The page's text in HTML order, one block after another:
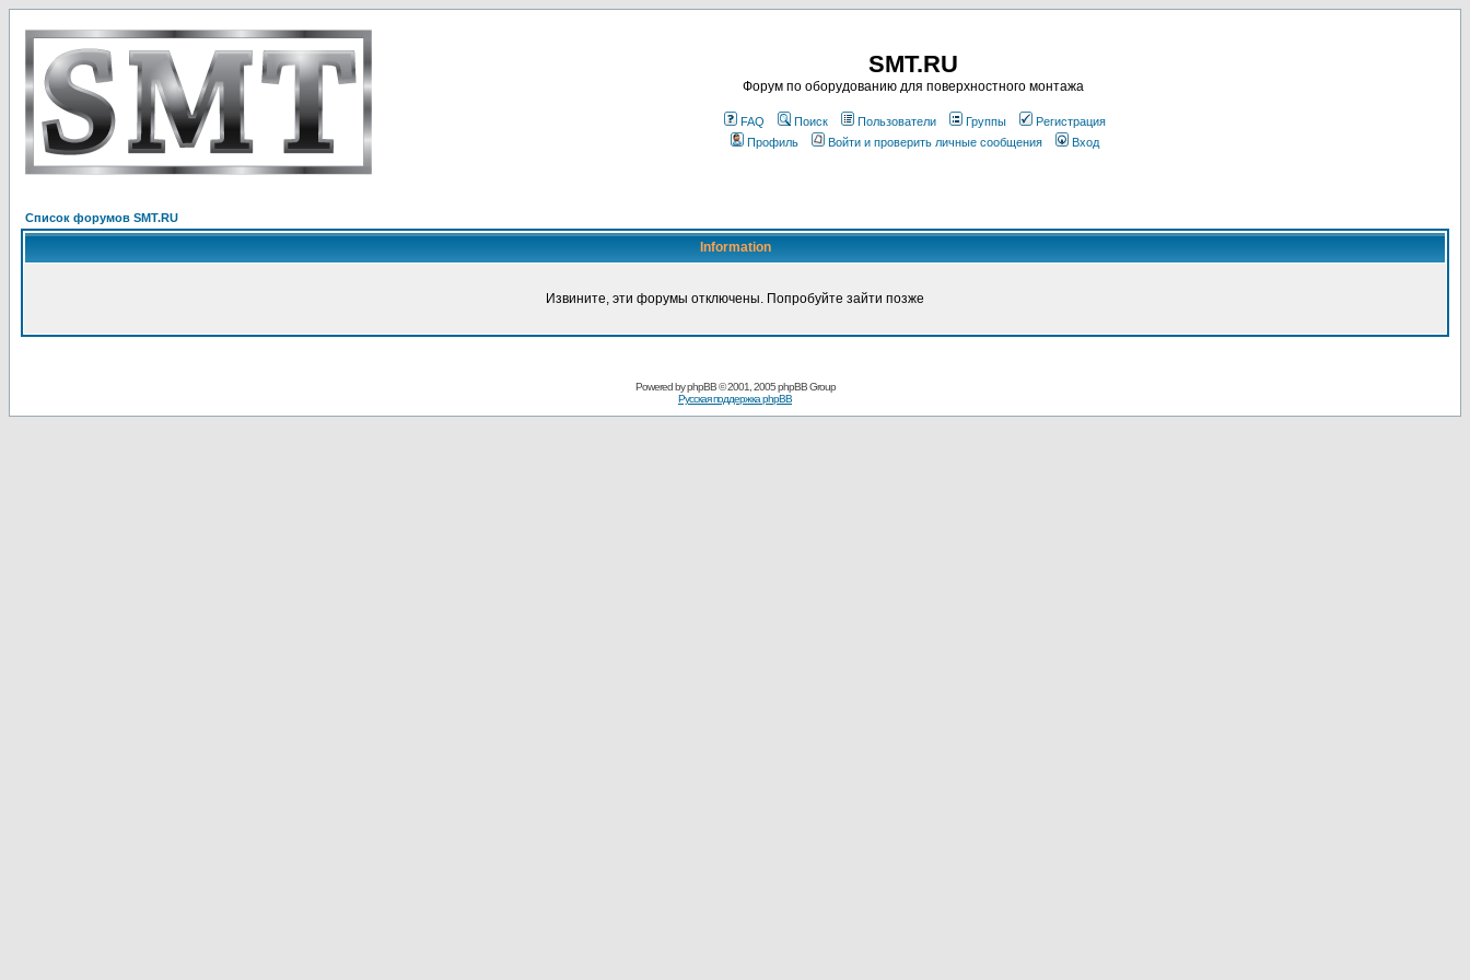
SMT.RU
Форум по оборудованию для поверхностного монтажа
FAQ Поиск Пользователи Группы
Регистрация
Профиль
Войти и проверить личные сообщения Вход
Список форумов SMT.RU
Information
Извините, эти форумы отключены. Попробуйте зайти позже
Powered byphpBB© 2001, 2005 phpBB Group
Русская поддержка phpBB